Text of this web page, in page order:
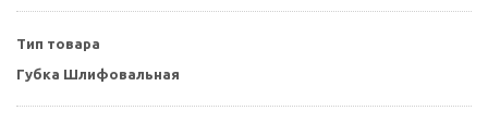
Тип товара
Губка Шлифовальная